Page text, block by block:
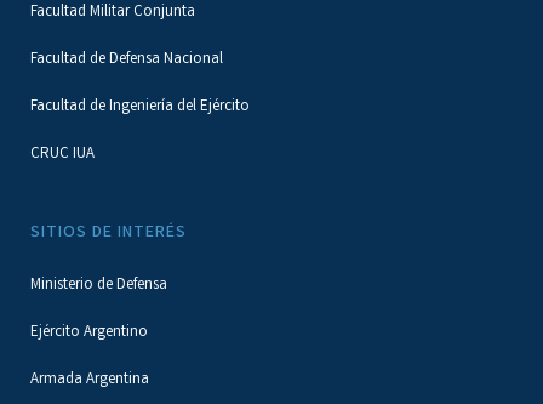
Facultad Militar Conjunta
Facultad de Defensa Nacional
Facultad de Ingeniería del Ejército
CRUC IUA
SITIOS DE INTERÉS
Ministerio de Defensa
Ejército Argentino
Armada Argentina